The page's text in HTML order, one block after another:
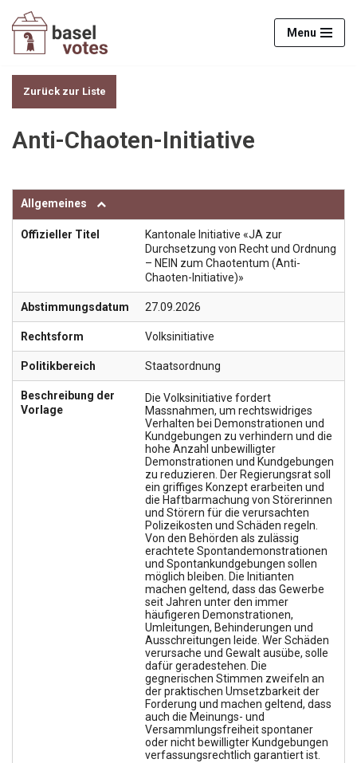
Zum
Menu
Zurück zur Liste
Anti-Chaoten-Initiative
Allgemeines
Offizieller Titel
Kantonale Initiative «JA zur
Durchsetzung von Recht und Ordnung
– NEIN zum Chaotentum (Anti-
Chaoten-Initiative)»
Abstimmungsdatum 27.09.2026
Rechtsform Volksinitiative
Politikbereich Staatsordnung
Beschreibung der
Vorlage
Die Volksinitiative fordert
Massnahmen, um rechtswidriges
Verhalten bei Demonstrationen und
Kundgebungen zu verhindern und die
hohe Anzahl unbewilligter
Demonstrationen und Kundgebungen
zu reduzieren. Der Regierungsrat soll
ein griffiges Konzept erarbeiten und
die Haftbarmachung von Störerinnen
und Störern für die verursachten
Polizeikosten und Schäden regeln.
Von den Behörden als zulässig
erachtete Spontandemonstrationen
und Spontankundgebungen sollen
möglich bleiben. Die Initianten
machen geltend, dass das Gewerbe
seit Jahren unter den immer
häufigeren Demonstrationen,
Umleitungen, Behinderungen und
Ausschreitungen leide. Wer Schäden
verursache und Gewalt ausübe, solle
dafür geradestehen. Die
gegnerischen Stimmen zweifeln an
der praktischen Umsetzbarkeit der
Forderung und machen geltend, dass
auch die Meinungs- und
Versammlungsfreiheit spontaner
oder nicht bewilligter Kundgebungen
verfassungsrechtlich garantiert ist.